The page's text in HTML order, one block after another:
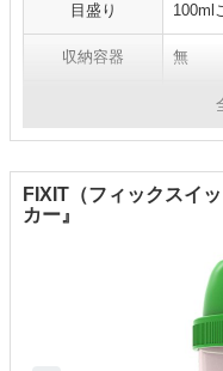
目盛り 100ml
収納容器 無
FIXIT（フィックスイ
カー』